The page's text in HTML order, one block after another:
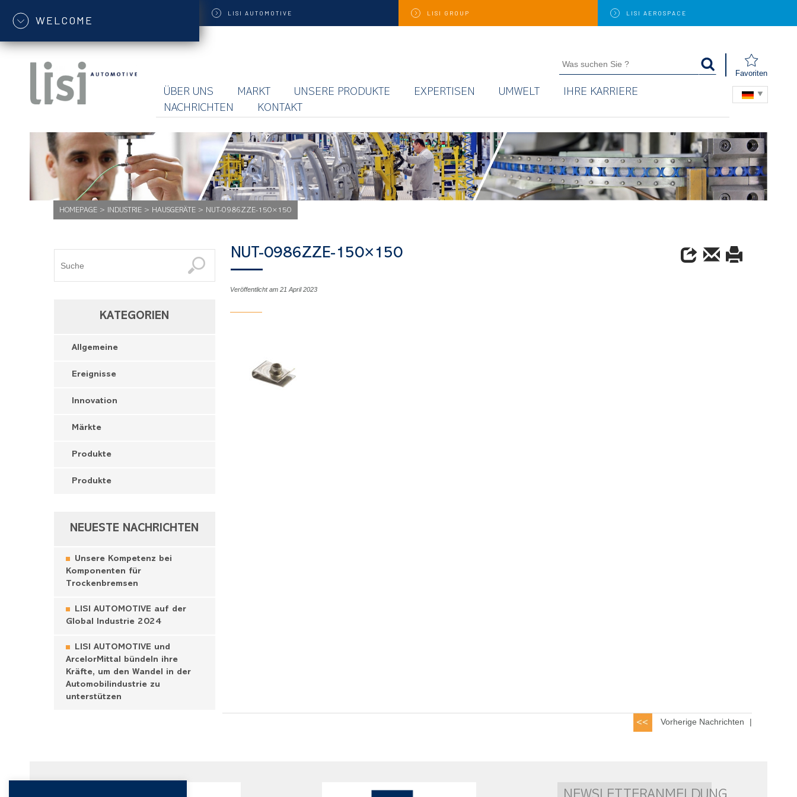
WELCOME
LISI AUTOMOTIVE LISI GROUP LISI AEROSPACE
Favoriten
ÜBER UNS MARKT UNSERE PRODUKTE EXPERTISEN UMWELT
IHRE KARRIERE
NACHRICHTEN
KONTAKT
HOMEPAGE> INDUSTRIE> HAUSGERÄTE> NUT-0986ZZE-150×150
KATEGORIEN
Allgemeine
Ereignisse
Innovation
Märkte
Produkte
Produkte
NEUESTE NACHRICHTEN
Unsere Kompetenz bei
Komponenten für
Trockenbremsen
LISI AUTOMOTIVE auf der
Global Industrie 2024
LISI AUTOMOTIVE und
ArcelorMittal bündeln ihre
Kräfte, um den Wandel in der
Automobilindustrie zu
unterstützen
NUT-0986ZZE-150×150
Veröffentlicht am 21 April 2023
Vorherige Nachrichten |